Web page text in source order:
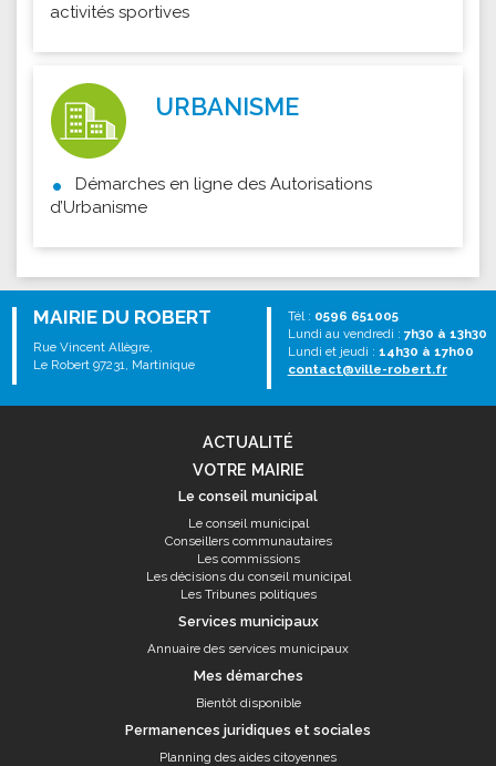
activités sportives
URBANISME
Démarches en ligne des Autorisations
d’Urbanisme
MAIRIE DU ROBERT
Rue Vincent Allègre,
Le Robert 97231, Martinique
Tél : 0596 651005
Lundi au vendredi : 7h30 à 13h30
Lundi et jeudi : 14h30 à 17h00
contact@ville-robert.fr
ACTUALITÉ
VOTRE MAIRIE
Le conseil municipal
Le conseil municipal
Conseillers communautaires
Les commissions
Les décisions du conseil municipal
Les Tribunes politiques
Services municipaux
Annuaire des services municipaux
Mes démarches
Bientôt disponible
Permanences juridiques et sociales
Planning des aides citoyennes